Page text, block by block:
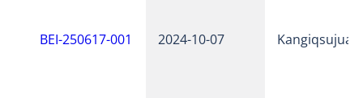
BEI-250617-001 2024-10-07 Kangiqsujuaq